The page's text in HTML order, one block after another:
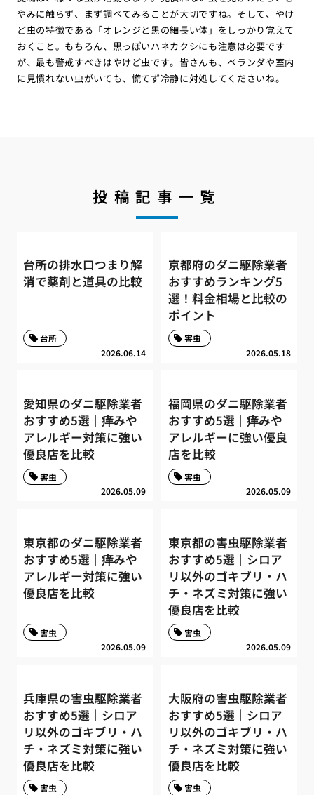
やみに触らず、まず調べてみることが大切ですね。そして、やけ
ど虫の特徴である「オレンジと黒の細長い体」をしっかり覚えて
おくこと。もちろん、黒っぽいハネカクシにも注意は必要です
が、最も警戒すべきはやけど虫です。皆さんも、ベランダや室内
に見慣れない虫がいても、慌てず冷静に対処してくださいね。
投稿記事一覧
台所の排水口つまり解
消で薬剤と道具の比較
2026.06.14
台所
京都府のダニ駆除業者
おすすめランキング5
選！料金相場と比較の
ポイント
2026.05.18
害虫
愛知県のダニ駆除業者
おすすめ5選｜痒みや
アレルギー対策に強い
優良店を比較
2026.05.09
害虫
福岡県のダニ駆除業者
おすすめ5選｜痒みや
アレルギーに強い優良
店を比較
2026.05.09
害虫
東京都のダニ駆除業者
おすすめ5選｜痒みや
アレルギー対策に強い
優良店を比較
2026.05.09
害虫
東京都の害虫駆除業者
おすすめ5選｜シロア
リ以外のゴキブリ・ハ
チ・ネズミ対策に強い
優良店を比較
2026.05.09
害虫
兵庫県の害虫駆除業者
おすすめ5選｜シロア
リ以外のゴキブリ・ハ
チ・ネズミ対策に強い
優良店を比較
害虫
大阪府の害虫駆除業者
おすすめ5選｜シロア
リ以外のゴキブリ・ハ
チ・ネズミ対策に強い
優良店を比較
害虫